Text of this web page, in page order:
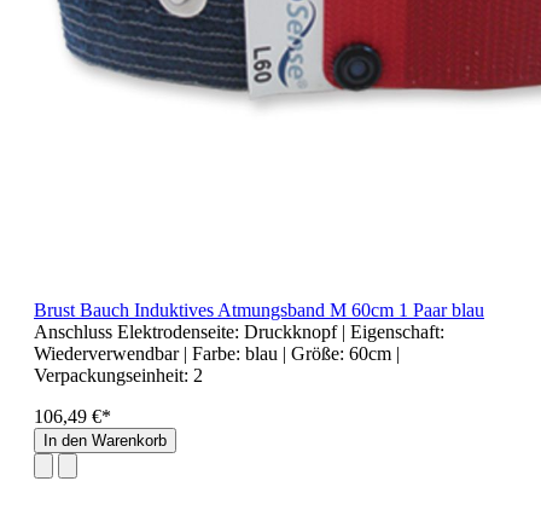
Brust Bauch Induktives Atmungsband M 60cm 1 Paar blau
Anschluss Elektrodenseite: Druckknopf | Eigenschaft:
Wiederverwendbar | Farbe: blau | Größe: 60cm |
Verpackungseinheit: 2
106,49 €*
In den Warenkorb